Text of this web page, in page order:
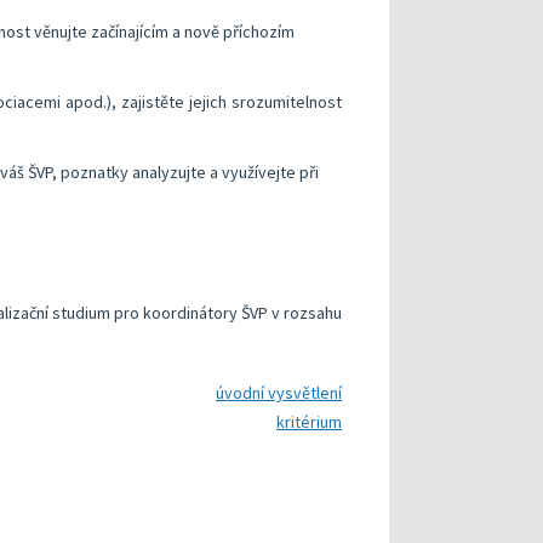
věnujte začínajícím a nově příchozím
apod.), zajistěte jejich srozumitelnost
ŠVP, poznatky analyzujte a využívejte při
studium pro koordinátory ŠVP v rozsahu
úvodní vysvětlení
kritérium